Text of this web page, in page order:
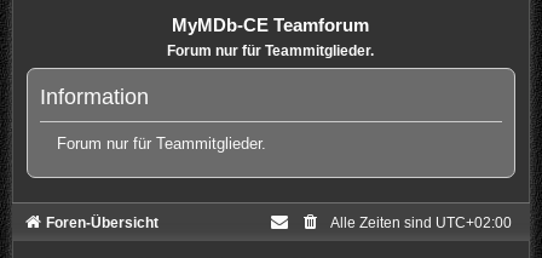
MyMDb-CE Teamforum
Forum nur für Teammitglieder.
Information
Forum nur für Teammitglieder.
Foren-Übersicht Alle Zeiten sind UTC+02:00